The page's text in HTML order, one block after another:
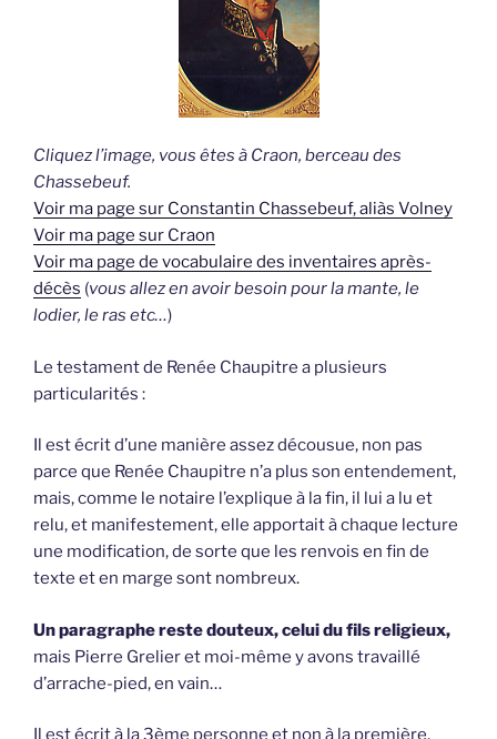
Cliquez l’image, vous êtes à Craon, berceau des
Chassebeuf.
Voir ma page sur Constantin Chassebeuf, aliàs Volney
Voir ma page sur Craon
Voir ma page de vocabulaire des inventaires après-
décès (vous allez en avoir besoin pour la mante, le
lodier, le ras etc…)
Le testament de Renée Chaupitre a plusieurs
particularités :
Il est écrit d’une manière assez décousue, non pas
parce que Renée Chaupitre n’a plus son entendement,
mais, comme le notaire l’explique à la fin, il lui a lu et
relu, et manifestement, elle apportait à chaque lecture
une modification, de sorte que les renvois en fin de
texte et en marge sont nombreux.
Un paragraphe reste douteux, celui du fils religieux,
mais Pierre Grelier et moi-même y avons travaillé
d’arrache-pied, en vain…
Il est écrit à la 3ème personne et non à la première.